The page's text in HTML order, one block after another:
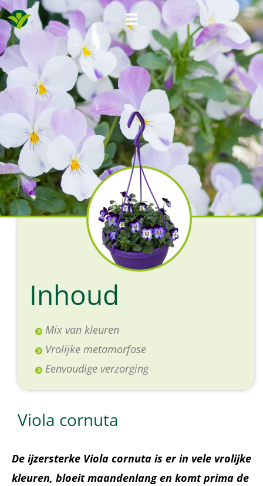
Viola cornuta
De ijzersterke Viola cornuta is er in vele vrolijke
kleuren, bloeit maandenlang en komt prima de
Inhoud
Mix van kleuren
Vrolijke metamorfose
Eenvoudige verzorging